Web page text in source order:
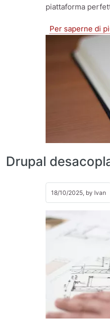
piattaforma
Per saperne di
Drupal
18/10/2025, by Ivan